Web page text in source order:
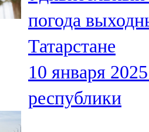
погода
Татарстане
10 января 2025
республики